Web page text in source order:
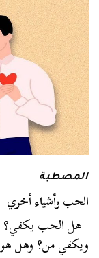
المصطبة
الحب وأشياء أخري
هل الحب يكفي؟
ويكفي من؟ وهل